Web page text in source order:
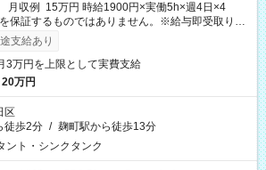
収例 15万円 時給1900円×実働5h×週4日×4
保証するものではありません。※給与即受取りサ
（利用条件有）
支給あり
3万円を上限として実費支給
万円
区
徒歩2分 / 麹町駅から徒歩13分
ント・シンクタンク